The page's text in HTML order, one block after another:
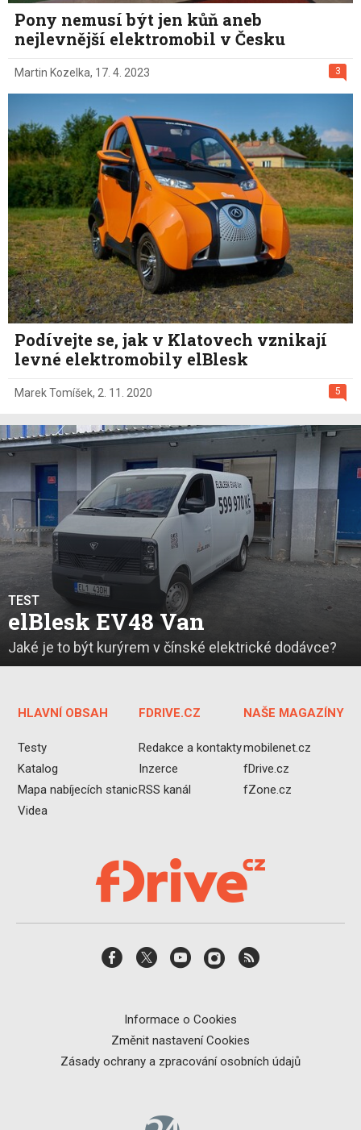
Pony nemusí být jen kůň aneb
nejlevnější elektromobil v Česku
3
Martin Kozelka, 17. 4. 2023
Podívejte se, jak v Klatovech vznikají
levné elektromobily elBlesk
5
Marek Tomíšek, 2. 11. 2020
TEST
elBlesk EV48 Van
Jaké je to být kurýrem v čínské elektrické dodávce?
HLAVNÍ OBSAH
Testy
Katalog
Mapa nabíjecích stanic
Videa
FDRIVE.CZ
Redakce a kontakty
Inzerce
RSS kanál
NAŠE MAGAZÍNY
mobilenet.cz
fDrive.cz
fZone.cz
Informace o Cookies
Změnit nastavení Cookies
Zásady ochrany a zpracování osobních údajů